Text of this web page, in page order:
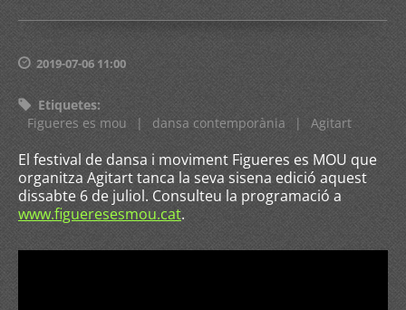
2019-07-06 11:00
Etiquetes:
Figueres es mou
| dansa contemporània | Agitart
El festival de dansa i moviment Figueres es MOU que
organitza Agitart tanca la seva sisena edició aquest
dissabte 6 de juliol. Consulteu la programació a
www.figueresesmou.cat.